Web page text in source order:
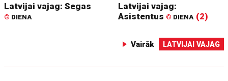
Latvijai vajag: Segas
© DIENA
Latvijai vajag:
Asistentus © DIENA (2)
Vairāk LATVIJAI VAJAG